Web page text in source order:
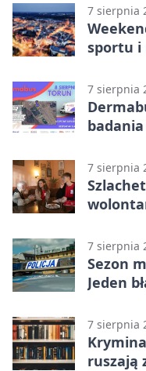
7 sierpnia
sportu i
7 sierpnia
7 sierpnia
7 sierpnia
Sezon
Jeden
7 sierpnia
ruszają